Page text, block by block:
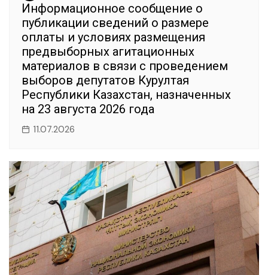
Информационное сообщение о
публикации сведений о размере
оплаты и условиях размещения
предвыборных агитационных
материалов в связи с проведением
выборов депутатов Курултая
Республики Казахстан, назначенных
на 23 августа 2026 года
11.07.2026